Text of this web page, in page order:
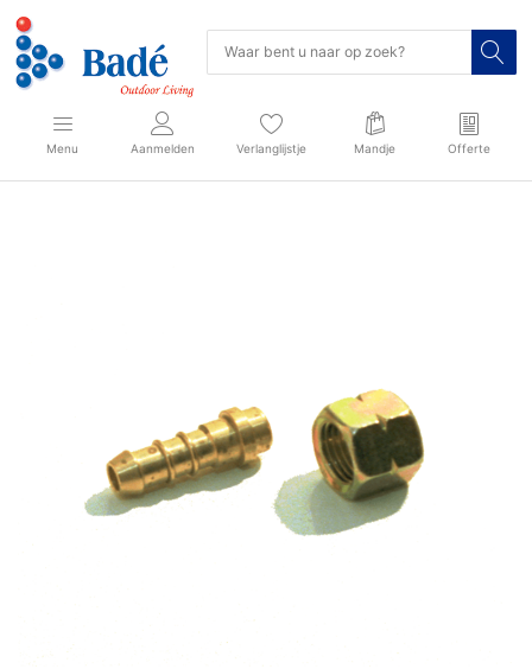
Menu Aanmelden Verlanglijstje Mandje Offerte